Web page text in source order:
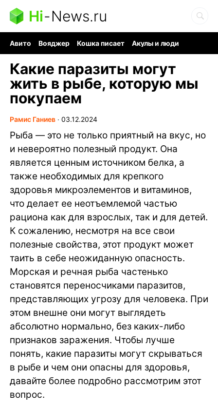
Hi-News.ru
Авито Вояджер Кошка писает
Акулы и люди
Какие паразиты могут
жить в рыбе, которую мы
покупаем
Рамис Ганиев ∙ 03.12.2024
Рыба — это не только приятный на вкус, но
и невероятно полезный продукт. Она
является ценным источником белка, а
также необходимых для крепкого
здоровья микроэлементов и витаминов,
что делает ее неотъемлемой частью
рациона как для взрослых, так и для детей.
К сожалению, несмотря на все свои
полезные свойства, этот продукт может
таить в себе неожиданную опасность.
Морская и речная рыба частенько
становятся переносчиками паразитов,
представляющих угрозу для человека. При
этом внешне они могут выглядеть
абсолютно нормально, без каких-либо
признаков заражения. Чтобы лучше
понять, какие паразиты могут скрываться
в рыбе и чем они опасны для здоровья,
давайте более подробно рассмотрим этот
вопрос.